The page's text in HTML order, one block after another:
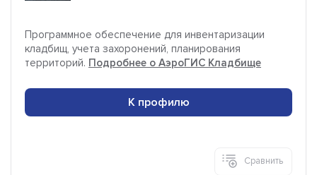
Программное обеспечение для инвентаризации
кладбищ, учета захоронений, планирования
территорий. Подробнее о АэроГИС Кладбище
К профилю
Сравнить